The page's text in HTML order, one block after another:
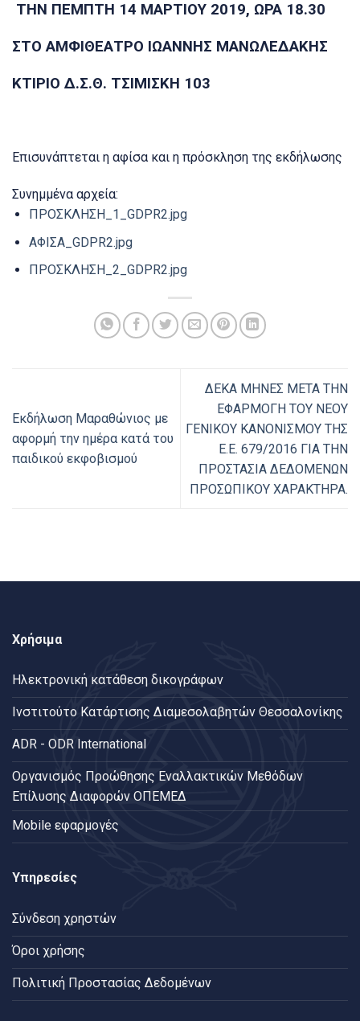
ΤΗΝ ΠΕΜΠΤΗ 14 ΜΑΡΤΙΟΥ 2019, ΩΡΑ 18.30
ΣΤΟ ΑΜΦΙΘΕΑΤΡΟ ΙΩΑΝΝΗΣ ΜΑΝΩΛΕΔΑΚΗΣ
ΚΤΙΡΙΟ Δ.Σ.Θ. ΤΣΙΜΙΣΚΗ 103
Επισυνάπτεται η αφίσα και η πρόσκληση της εκδήλωσης
Συνημμένα αρχεία:
ΠΡΟΣΚΛΗΣΗ_1_GDPR2.jpg
ΑΦΙΣΑ_GDPR2.jpg
ΠΡΟΣΚΛΗΣΗ_2_GDPR2.jpg
Εκδήλωση Μαραθώνιος με
αφορμή την ημέρα κατά του
παιδικού εκφοβισμού
ΔΕΚΑ ΜΗΝΕΣ ΜΕΤΑ ΤΗΝ
ΕΦΑΡΜΟΓΗ ΤΟΥ ΝΕΟΥ
ΓΕΝΙΚΟΥ ΚΑΝΟΝΙΣΜΟΥ ΤΗΣ
E.E. 679/2016 ΓΙΑ ΤΗΝ
ΠΡΟΣΤΑΣΙΑ ΔΕΔΟΜΕΝΩΝ
ΠΡΟΣΩΠΙΚΟΥ ΧΑΡΑΚΤΗΡΑ.
Χρήσιμα
Ηλεκτρονική κατάθεση δικογράφων
Ινστιτούτο Κατάρτισης Διαμεσολαβητών Θεσσαλονίκης
ADR - ODR International
Oργανισμός Προώθησης Εναλλακτικών Μεθόδων
Επίλυσης Διαφορών ΟΠΕΜΕΔ
Mobile εφαρμογές
Υπηρεσίες
Σύνδεση χρηστών
Όροι χρήσης
Πολιτική Προστασίας Δεδομένων